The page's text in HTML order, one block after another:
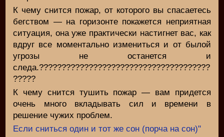
К чему снится пожар, от которого вы спасаетесь
бегством — на горизонте покажется неприятная
ситуация, она уже практически настигнет вас, как
вдруг все моментально измениться и от былой
угрозы не останется и
следа.??????????????????????????????????????
?????
К чему снится тушить пожар — вам придется
очень много вкладывать сил и времени в
решение чужих проблем.
Если сниться один и тот же сон (порча на сон)"